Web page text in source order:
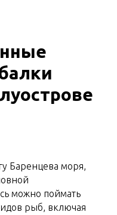
Баренцева моря,
можно поймать
рыб, включая